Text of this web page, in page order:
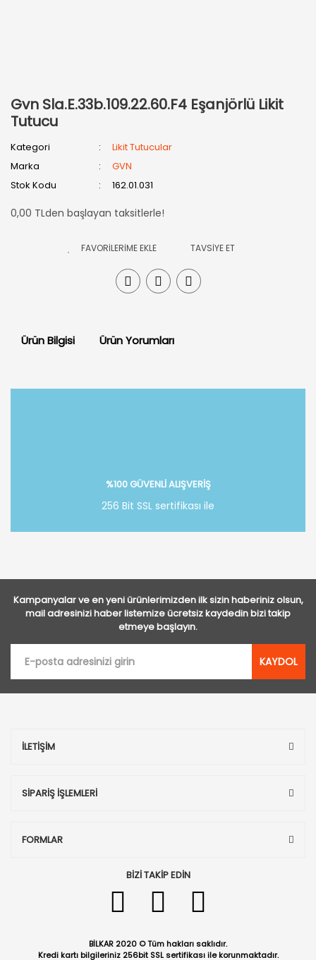
Gvn Sla.E.33b.109.22.60.F4 Eşanjörlü Likit
Tutucu
Kategori
Likit Tutucular
Marka
GVN
Stok Kodu
162.01.031
0,00 TLden başlayan taksitlerle!
TAVSİYE ET
Ürün Bilgisi Ürün Yorumları
%100 GÜVENLİ ALIŞVERİŞ
256 Bit SSL sertifikası ile
Kampanyalar ve en yeni ürünlerimizden ilk sizin haberiniz olsun,
mail adresinizi haber listemize ücretsiz kaydedin bizi takip
etmeye başlayın.
KAYDOL
İLETİŞİM
SİPARİŞ İŞLEMLERİ
FORMLAR
BİZİ TAKİP EDİN
BİLKAR 2020 © Tüm hakları saklıdır.
Kredi kartı bilgileriniz 256bit SSL sertifikası ile korunmaktadır.